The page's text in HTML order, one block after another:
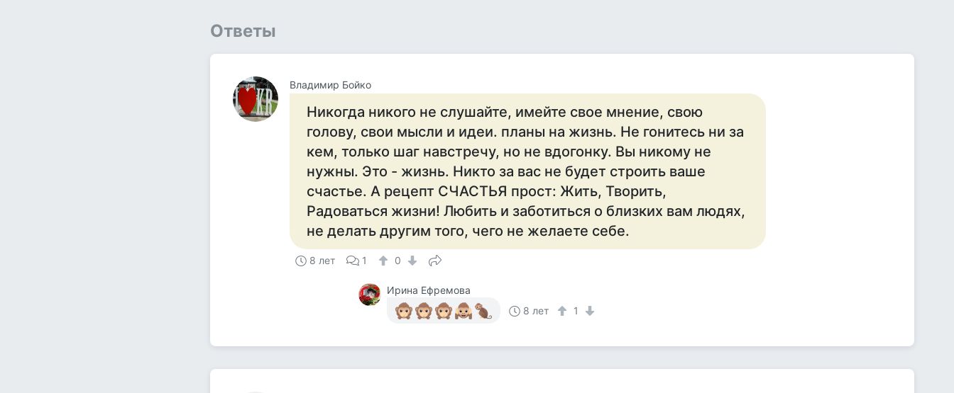
Ответы
Владимир Бойко
Никогда никого не слушайте, имейте свое мнение, свою
голову, свои мысли и идеи. планы на жизнь. Не гонитесь ни за
кем, только шаг навстречу, но не вдогонку. Вы никому не
нужны. Это - жизнь. Никто за вас не будет строить ваше
счастье. А рецепт СЧАСТЬЯ прост: Жить, Творить,
Радоваться жизни! Любить и заботиться о близких вам людях,
не делать другим того, чего не желаете себе.
8 лет 1 0
Ирина Ефремова
8 лет
1